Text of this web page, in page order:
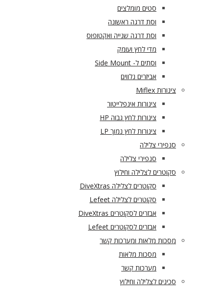
סטים מומלצים
וסת דרגה ראשונה
וסת דרגה שנייה ואקטופוס
מדי לחץ ועומק
וסתים ל- Side Mount
אביזרים נלווים
צינורות Miflex
צינורות אינפלייטור
צינורות לחץ גבוה HP
צינורות לחץ נמוך LP
סנפירי צלילה
סנפירי צלילה
סקוטרים לצלילה וחילוץ
סקוטרים לצלילה DiveXtras
סקוטרים לצלילה Lefeet
אבזרים לסקוטרים DiveXtras
אבזרים לסקוטרים Lefeet
מסכות מלאות ומערכות קשר
מסכות מלאות
מערכות קשר
סכינים לצלילה וחילוץ